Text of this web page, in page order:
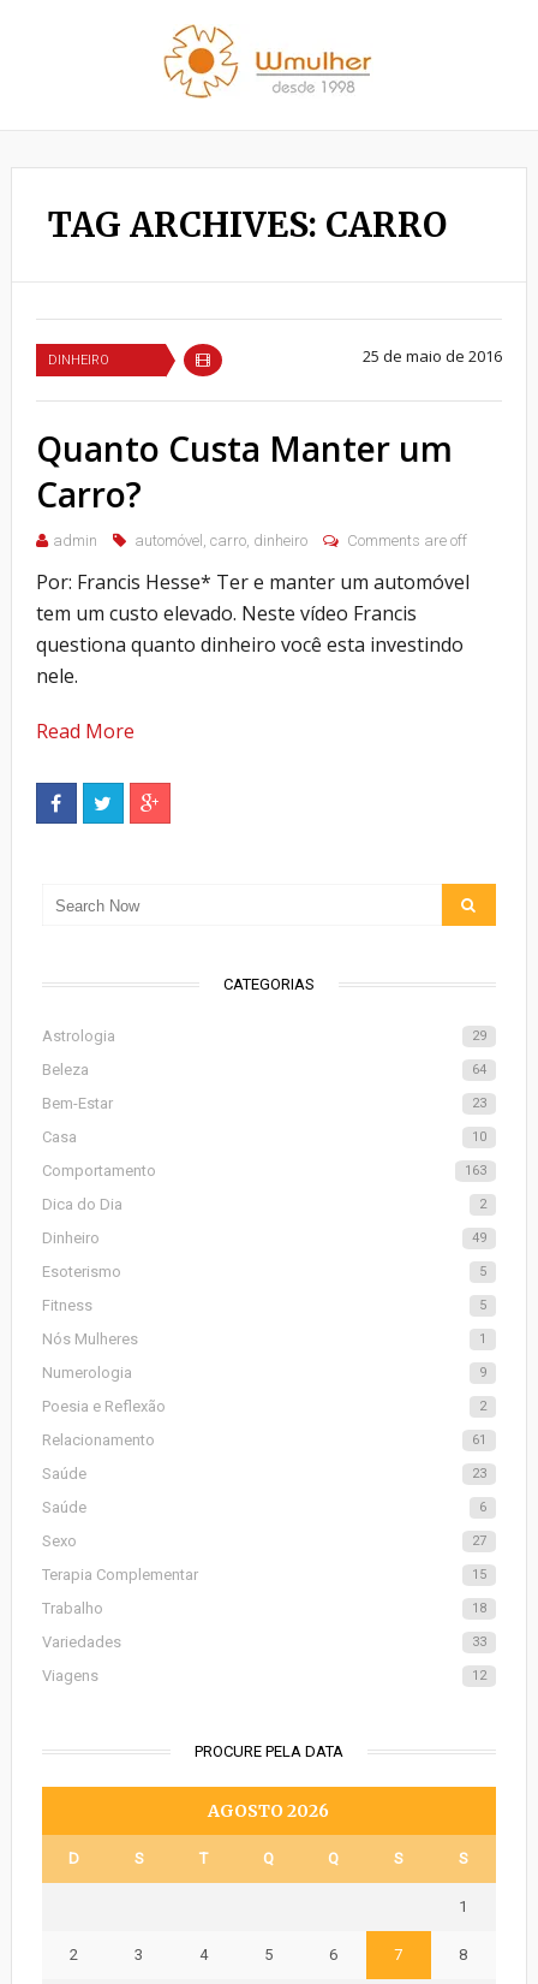
TAG ARCHIVES: CARRO
DINHEIRO 25 de maio de 2016
Quanto Custa Manter um
Carro?
admin automóvel , carro, dinheiro Comments are off
Por: Francis Hesse* Ter e manter um automóvel
tem um custo elevado. Neste vídeo Francis
questiona quanto dinheiro você esta investindo
nele.
Read More
CATEGORIAS
Astrologia 29
Beleza 64
Bem-Estar 23
Casa 10
Comportamento 163
Dica do Dia 2
Dinheiro 49
Esoterismo 5
Fitness 5
Nós Mulheres 1
Numerologia 9
Poesia e Reflexão 2
Relacionamento 61
Saúde 23
Saúde 6
Sexo 27
Terapia Complementar 15
Trabalho 18
Variedades 33
Viagens 12
PROCURE PELA DATA
AGOSTO 2026
D S T Q Q S S
1
2 3 4 5 6 7 8